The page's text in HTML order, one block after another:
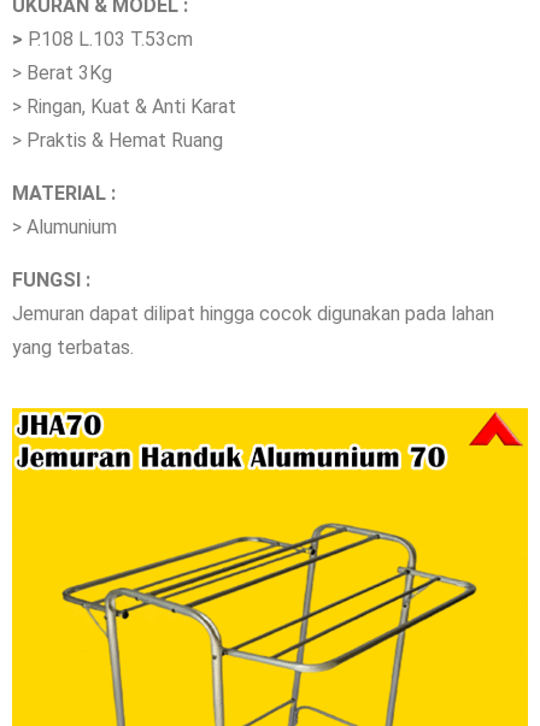
UKURAN & MODEL :
> P.108 L.103 T.53cm
> Berat 3Kg
> Ringan, Kuat & Anti Karat
> Praktis & Hemat Ruang
MATERIAL :
> Alumunium
FUNGSI :
Jemuran dapat dilipat hingga cocok digunakan pada lahan
yang terbatas.